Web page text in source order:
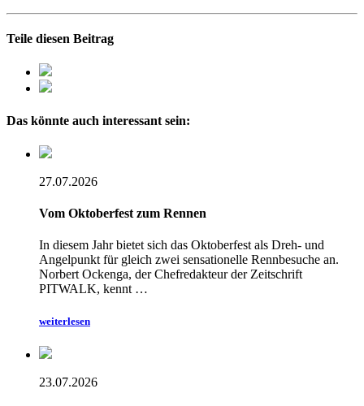
Teile diesen Beitrag
Das könnte auch interessant sein:
27.07.2026
Vom Oktoberfest zum Rennen
In diesem Jahr bietet sich das Oktoberfest als Dreh- und
Angelpunkt für gleich zwei sensationelle Rennbesuche an.
Norbert Ockenga, der Chefredakteur der Zeitschrift
PITWALK, kennt …
weiterlesen
23.07.2026